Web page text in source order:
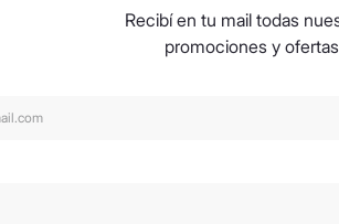
Recibí en tu mail todas
promociones y